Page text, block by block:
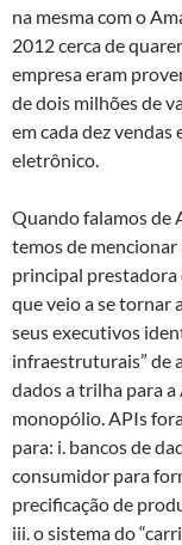
na mesma com o
2012 cerca de
empresa eram
de dois milhões de
em cada dez
eletrônico.
Quando falamos de
temos de
principal prestadora
que veio a se tornar
seus executivos
infraestruturais” de
dados a trilha para
monopólio. APIs
para: i. bancos de
consumidor para
precificação de
iii. o sistema do